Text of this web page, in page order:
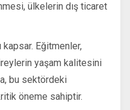
ülkelerin dış ticaret
kapsar. Eğitmenler,
yaşam kalitesini
bu sektördeki
öneme sahiptir.